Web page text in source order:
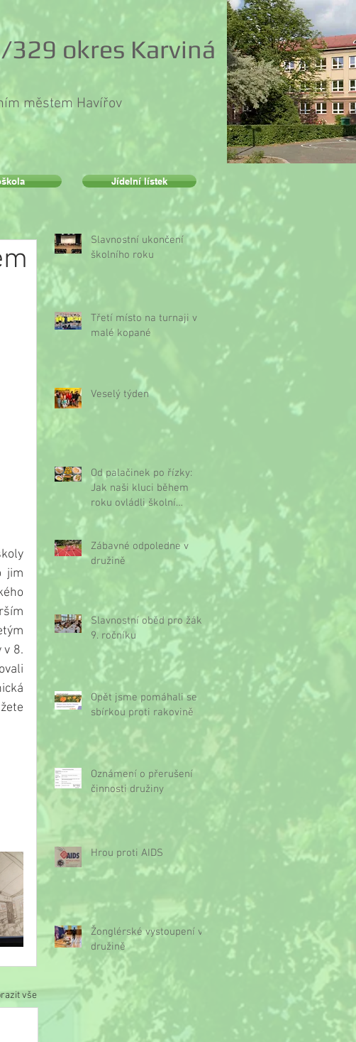
okres Karviná
městem Havířov
jim
v 8.
vše
Slavnostní ukončení
školního roku
Třetí místo na turnaji v
malé kopané
Veselý týden
Od palačinek po řízky:
Jak naši kluci během
roku ovládli školní
kuchyňku
Zábavné odpoledne v
družině
Slavnostní oběd pro žáky
9. ročníku
Opět jsme pomáhali se
sbírkou proti rakovině
Oznámení o přerušení
činnosti družiny
Hrou proti AIDS
Žonglérské vystoupení v
družině
Jídelní lístek